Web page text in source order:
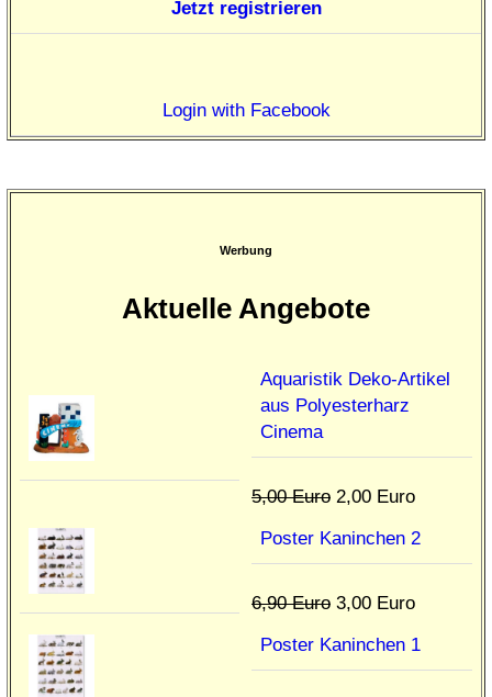
Jetzt registrieren
Login with Facebook
Werbung
Aktuelle Angebote
Aquaristik Deko-Artikel
aus Polyesterharz
Cinema
5,00 Euro 2,00 Euro
Poster Kaninchen 2
6,90 Euro 3,00 Euro
Poster Kaninchen 1